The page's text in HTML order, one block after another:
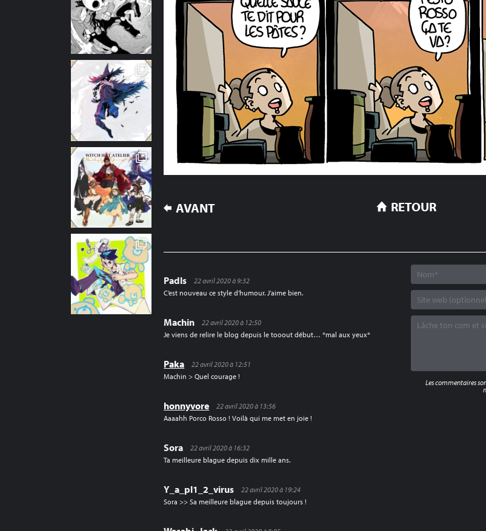
NAVIGATION
AVANT RETOUR
Padls
22 avril 2020 à 9:32
C’est nouveau ce style d’humour. J’aime bien.
Machin
22 avril 2020 à 12:50
Je viens de relire le blog depuis le tooout début… *mal aux yeux*
Paka
22 avril 2020 à 12:51
Machin > Quel courage !
honnyvore
22 avril 2020 à 13:56
Aaaahh Porco Rosso ! Voilà qui me met en joie !
Sora
22 avril 2020 à 16:32
Ta meilleure blague depuis dix mille ans.
Y_a_pl1_2_virus
22 avril 2020 à 19:24
Sora >> Sa meilleure blague depuis toujours !
Les commentaires